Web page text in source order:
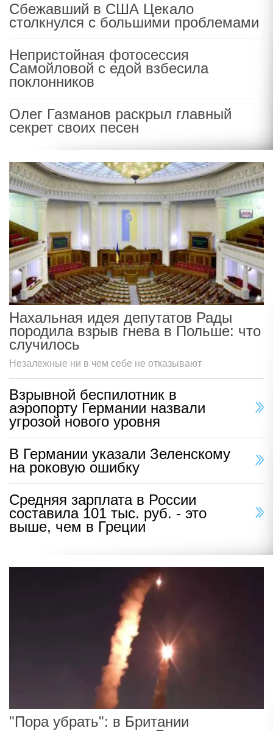
Сбежавший в США Цекало
столкнулся с большими проблемами
Непристойная фотосессия
Самойловой с едой взбесила
поклонников
Олег Газманов раскрыл главный
секрет своих песен
Нахальная идея депутатов Рады
породила взрыв гнева в Польше: что
случилось
Незалежные ни в чем себе не отказывают
Взрывной беспилотник в
аэропорту Германии назвали
угрозой нового уровня
В Германии указали Зеленскому
на роковую ошибку
Средняя зарплата в России
составила 101 тыс. руб. - это
выше, чем в Греции
"Пора убрать": в Британии